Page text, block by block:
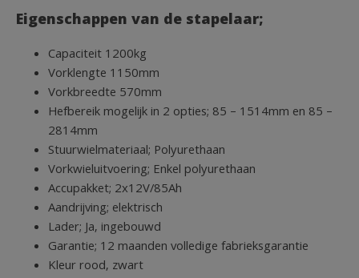
Eigenschappen van de stapelaar;
Capaciteit 1200kg
Vorklengte 1150mm
Vorkbreedte 570mm
Hefbereik mogelijk in 2 opties; 85 – 1514mm en 85 –
2814mm
Stuurwielmateriaal; Polyurethaan
Vorkwieluitvoering; Enkel polyurethaan
Accupakket; 2x12V/85Ah
Aandrijving; elektrisch
Lader; Ja, ingebouwd
Garantie; 12 maanden volledige fabrieksgarantie
Kleur rood, zwart